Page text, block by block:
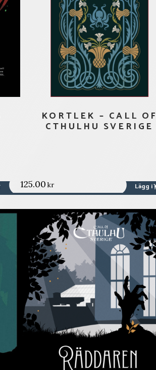
KORTLEK – CALL OF
CTHULHU SVERIGE
125.00 kr Lägg i